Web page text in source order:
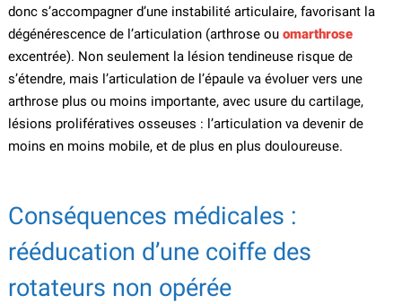
donc s’accompagner d’une instabilité articulaire, favorisant la
dégénérescence de l’articulation (arthrose ou omarthrose
excentrée). Non seulement la lésion tendineuse risque de
s’étendre, mais l’articulation de l’épaule va évoluer vers une
arthrose plus ou moins importante, avec usure du cartilage,
lésions prolifératives osseuses : l’articulation va devenir de
moins en moins mobile, et de plus en plus douloureuse.
Conséquences médicales :
rééducation d’une coiffe des
rotateurs non opérée